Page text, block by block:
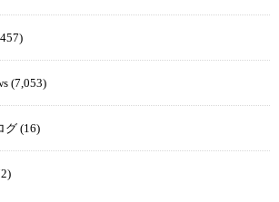
(7,053)
グ (16)